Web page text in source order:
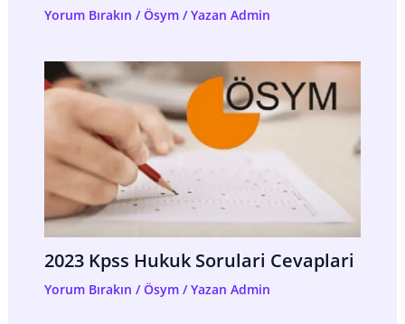
Yorum Bırakın /Ösym/ Yazan Admin
2023 Kpss Hukuk Sorulari Cevaplari
Yorum Bırakın /Ösym/ Yazan Admin